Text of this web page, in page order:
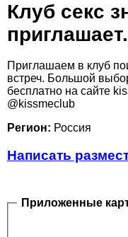
Клуб секс
приглашает.
Приглашаем в клуб
встреч. Большой
бесплатно на сайте
@kissmeclub
Регион: Россия
Написать
Приложенные